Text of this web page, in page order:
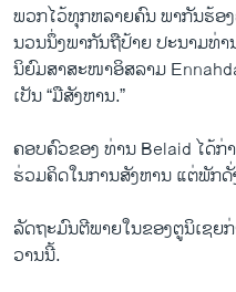
ພວກໄວ້ທຸກ​ຫລາຍ​ຄົນ ພາກັນ​ຮ້ອ
ນວນ​ນຶ່ງ​ພາກັນ​ຖື​ປ້າຍ​ ປະນາມທ່າ
ນິຍົມ​ສາສະໜາອິສລາມ
ເປັນ “ມື​ສັງຫານ.”
ຄອບຄົວ​ຂອງ ທ່ານ Belaid ​ໄດ້​
ຮ່ວມ​ຄິດ​ໃນ​ການ​ສັງຫານ ​ແຕ່​ພັກ​ດັ່
ລັດຖະມົນຕີ​ພາຍ​ໃນ​ຂອງຕູ​ນິ​ເຊ​ຍ
ວານ​ນີ້.